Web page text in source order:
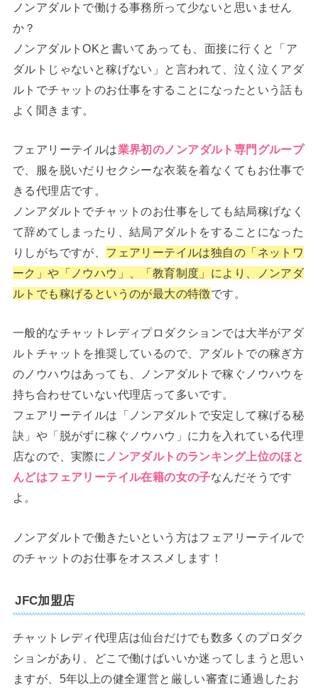
ノンアダルトで働ける事務所って少ないと思いません
か？
ノンアダルトOKと書いてあっても、面接に行くと「ア
ダルトじゃないと稼げない」と言われて、泣く泣くアダ
ルトでチャットのお仕事をすることになったという話も
よく聞きます。
フェアリーテイルは業界初のノンアダルト専門グループ
で、服を脱いだりセクシーな衣装を着なくてもお仕事で
きる代理店です。
ノンアダルトでチャットのお仕事をしても結局稼げなく
て辞めてしまったり、結局アダルトをすることになった
りしがちですが、 フェアリーテイルは独自の「ネットワ
ーク」や「ノウハウ」、「教育制度」により、ノンアダ
ルトでも稼げるというのが最大の特徴です。
一般的なチャットレディプロダクションでは大半がアダ
ルトチャットを推奨しているので、アダルトでの稼ぎ方
のノウハウはあっても、ノンアダルトで稼ぐノウハウを
持ち合わせていない代理店って多いです。
フェアリーテイルは「ノンアダルトで安定して稼げる秘
訣」や「脱がずに稼ぐノウハウ」に力を入れている代理
店なので、実際に ノンアダルトのランキング上位のほと
んどはフェアリーテイル在籍の女の子なんだそうです
よ。
ノンアダルトで働きたいという方はフェアリーテイルで
のチャットのお仕事をオススメします！
JFC加盟店
チャットレディ代理店は仙台だけでも数多くのプロダク
ションがあり、どこで働けばいいか迷ってしまうと思い
ますが、5年以上の健全運営と厳しい審査に通過したお